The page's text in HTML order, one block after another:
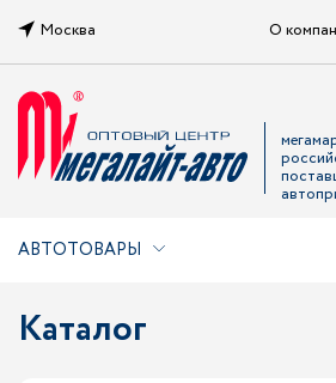
Москва О
АВТОТОВАРЫ
Каталог